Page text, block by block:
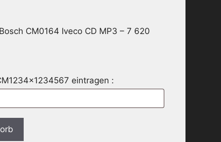
CM0164 Iveco CD MP3 – 7 620
eintragen :